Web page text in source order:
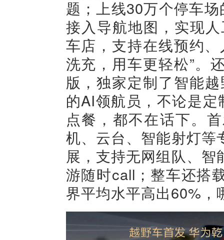
题；上线30万个停车
接入导航地图，实现
车店，支持在线预约
洗充，用车更轻松”。
版，独家定制了智能
的AI领航员，不论是
点餐，都不在话下。
机、云台、智能射灯
展，支持无网组队、
游随时call；整车还搭
界平均水平高出60%，